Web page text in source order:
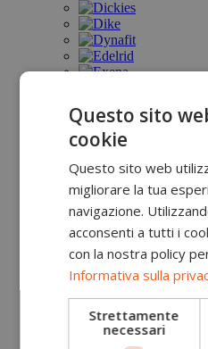
Questo sito
cookie
Questo sito web
migliorare la tua
navigazione.
acconsenti a tutti i
con la nostra policy
Informativa sulla
Strettamente
necessari